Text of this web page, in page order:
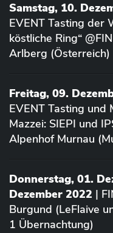
Samstag, 10.
EVENT Tasting der
köstliche Ring“
Arlberg (Österreich)
Freitag, 09.
EVENT Tasting und
Mazzei: SIEPI und
Alpenhof Murnau
Donnerstag, 01.
Dezember 2022 |
Burgund (LeFlaive
1 Übernachtung)